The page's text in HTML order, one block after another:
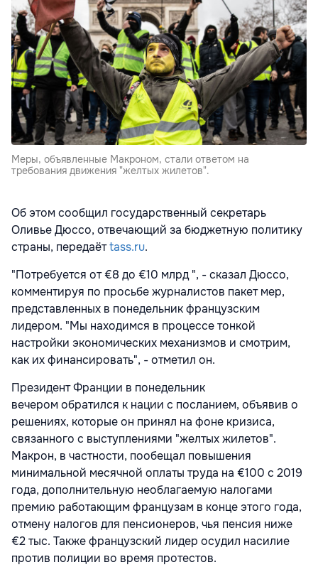
Меры, объявленные Макроном, стали ответом на
требования движения "желтых жилетов".
Об этом сообщил государственный секретарь
Оливье Дюссо, отвечающий за бюджетную политику
страны, передаётtass.ru.
"Потребуется от €8 до €10 млрд ", - сказал Дюссо,
комментируя по просьбе журналистов пакет мер,
представленных в понедельник французским
лидером. "Мы находимся в процессе тонкой
настройки экономических механизмов и смотрим,
как их финансировать", - отметил он.
Президент Франции в понедельник
вечеромобратился к нации с посланием, объявив о
решениях, которые он принял на фоне кризиса,
связанного с выступлениями "желтых жилетов".
Макрон, в частности, пообещал повышения
минимальной месячной оплаты труда на €100 с 2019
года, дополнительную необлагаемую налогами
премию работающим французам в конце этого года,
отмену налогов для пенсионеров, чья пенсия ниже
€2 тыс. Также французский лидер осудил насилие
против полиции во время протестов.